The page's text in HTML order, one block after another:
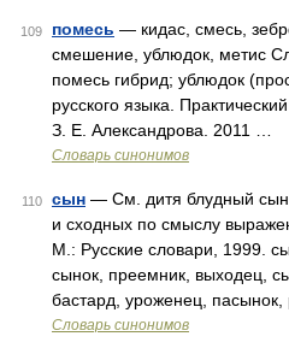
109 помесь — кидас, смесь,
смешение, ублюдок, метис
помесь гибрид; ублюдок
русского языка.
З. Е. Александрова. 2011 …
Словарь синонимов
110 сын — См. дитя блудный
и сходных по смыслу
М.: Русские словари, 1999.
сынок, преемник, выходец,
бастард, уроженец, пасынок,
Словарь синонимов